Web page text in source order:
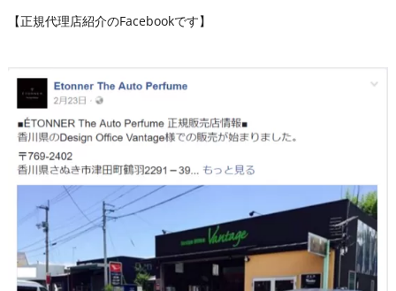
【正規代理店紹介のFacebookです】